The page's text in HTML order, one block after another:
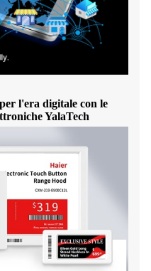
l'era digitale con le
YalaTech